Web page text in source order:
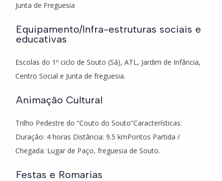
Junta de Freguesia
Equipamento/Infra-estruturas sociais e
educativas
Escolas do 1º ciclo de Souto (Sá), ATL, Jardim de Infância,
Centro Social e Junta de freguesia.
Animação Cultural
Trilho Pedestre do “Couto do Souto”Características:
Duração: 4 horas Distância: 9.5 kmPontos Partida /
Chegada: Lugar de Paço, freguesia de Souto.
Festas e Romarias